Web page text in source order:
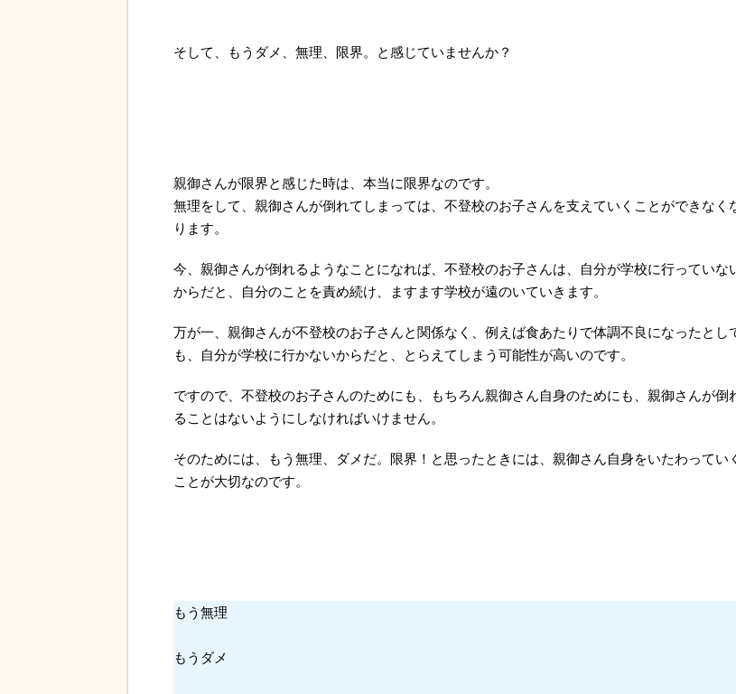
そして、もうダメ、無理、限界。と感じていませんか？
親御さんが限界と感じた時は、本当に限界なのです。
無理をして、親御さんが倒れてしまっては、不登校のお子さんを支えていくことができなく
ります。
今、親御さんが倒れるようなことになれば、不登校のお子さんは、自分が学校に行っていな
からだと、自分のことを責め続け、ますます学校が遠のいていきます。
万が一、親御さんが不登校のお子さんと関係なく、例えば食あたりで体調不良になったとし
も、自分が学校に行かないからだと、とらえてしまう可能性が高いのです。
ですので、不登校のお子さんのためにも、もちろん親御さん自身のためにも、親御さんが倒
ることはないようにしなければいけません。
そのためには、もう無理、ダメだ。限界！と思ったときには、親御さん自身をいたわってい
ことが大切なのです。
もう無理
もうダメ